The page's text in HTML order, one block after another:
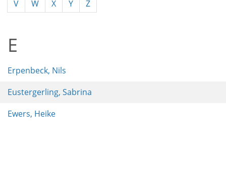
V
W X Y Z
E
Erpenbeck, Nils
Eustergerling, Sabrina
Ewers, Heike